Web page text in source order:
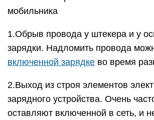
мобильника
1.Обрыв провода у штекера и у
зарядки. Надломить провода
включенной зарядке во время
2.Выход из строя элементов
зарядного устройства. Очень
оставляют включенной в сеть, и